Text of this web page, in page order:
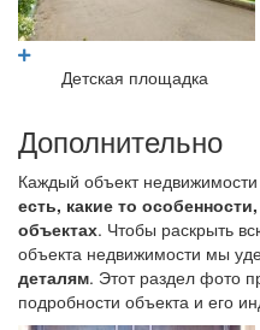
Детская площадка
Дополнительно
Каждый объект
есть, какие то
объектах. Чтобы раскрыть
объекта недвижимости мы
деталям. Этот раздел фото
подробности объекта и его